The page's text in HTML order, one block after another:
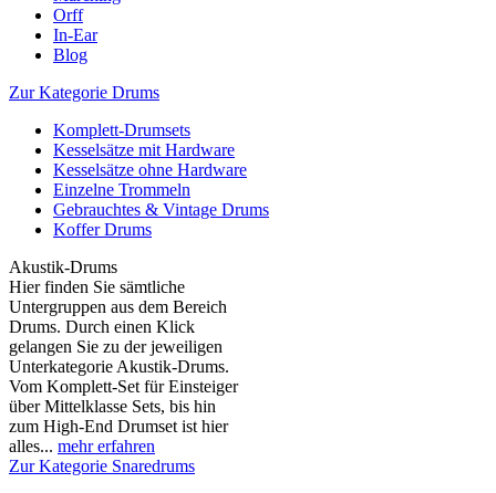
Orff
In-Ear
Blog
Zur Kategorie Drums
Komplett-Drumsets
Kesselsätze mit Hardware
Kesselsätze ohne Hardware
Einzelne Trommeln
Gebrauchtes & Vintage Drums
Koffer Drums
Akustik-Drums
Hier finden Sie sämtliche
Untergruppen aus dem Bereich
Drums. Durch einen Klick
gelangen Sie zu der jeweiligen
Unterkategorie Akustik-Drums.
Vom Komplett-Set für Einsteiger
über Mittelklasse Sets, bis hin
zum High-End Drumset ist hier
alles... mehr erfahren
Zur Kategorie Snaredrums